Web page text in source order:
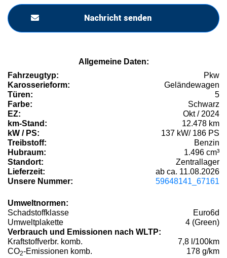
Nachricht senden
Allgemeine Daten:
Fahrzeugtyp:
Pkw
Karosserieform:
Geländewagen
Türen:
5
Farbe:
Schwarz
EZ:
Okt / 2024
km-Stand:
12.478 km
kW / PS:
137 kW/ 186 PS
Treibstoff:
Benzin
Hubraum:
1.496 cm³
Standort:
Zentrallager
Lieferzeit:
ab ca. 11.08.2026
Unsere Nummer:
59648141_67161
Umweltnormen:
Schadstoffklasse
Euro6d
Umweltplakette
4 (Green)
Verbrauch und Emissionen nach WLTP:
Kraftstoffverbr. komb.
7,8 l/100km
CO2-Emissionen komb. 178 g/km